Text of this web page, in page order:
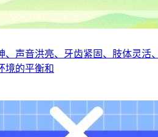
声音洪亮、牙齿紧固、肢体灵
境的平衡和